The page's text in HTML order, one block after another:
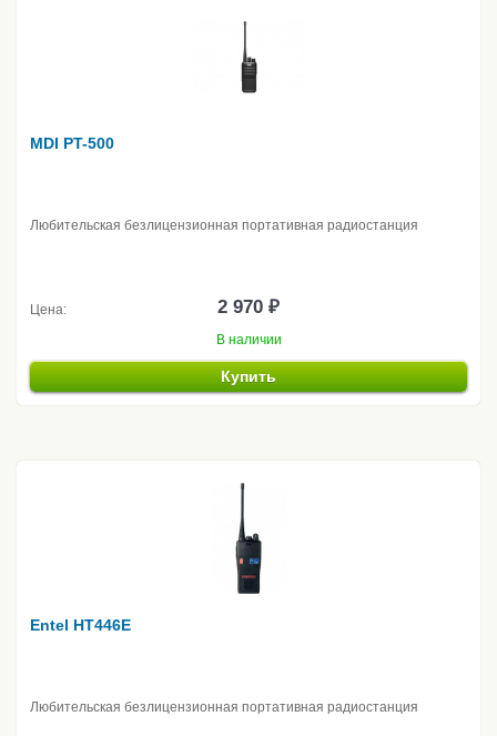
MDI PT-500
Любительская безлицензионная портативная радиостанция
Цена: 2 970 ₽
В наличии
Купить
Entel HT446E
Любительская безлицензионная портативная радиостанция